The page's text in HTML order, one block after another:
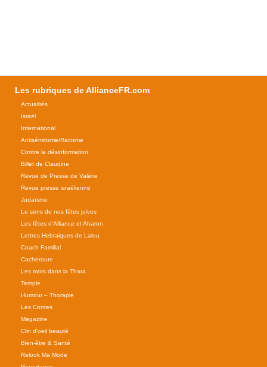
Les rubriques de AllianceFR.com
Actualités
Israël
International
Antisémitisme/Racisme
Contre la désinformation
Billet de Claudine
Revue de Presse de Valérie
Revue presse israélienne
Judaïsme
Le sens de nos fêtes juives
Les fêtes d'Alliance et Aharon
Lettres Hebraiques de Lalou
Coach Familial
Cacheroute
Les mots dans la Thora
Temple
Humour – Thorapie
Les Contes
Magazine
Clin d'oeil beauté
Bien-être & Santé
Relook Ma Mode